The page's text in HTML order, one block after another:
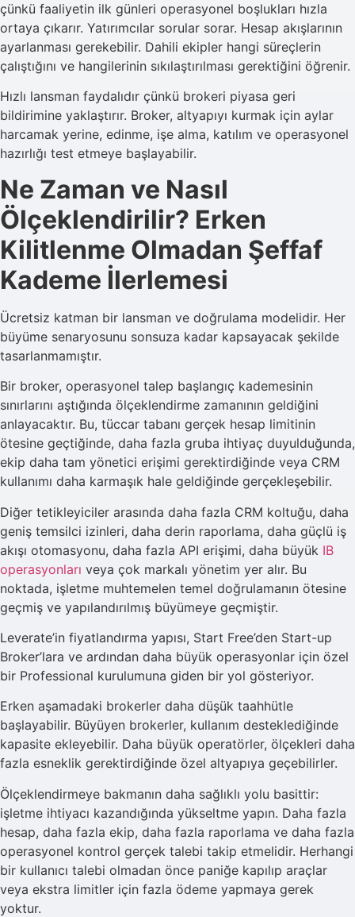
çünkü faaliyetin ilk günleri operasyonel boşlukları hızla
ortaya çıkarır. Yatırımcılar sorular sorar. Hesap akışlarının
ayarlanması gerekebilir. Dahili ekipler hangi süreçlerin
çalıştığını ve hangilerinin sıkılaştırılması gerektiğini öğrenir.
Hızlı lansman faydalıdır çünkü brokeri piyasa geri
bildirimine yaklaştırır. Broker, altyapıyı kurmak için aylar
harcamak yerine, edinme, işe alma, katılım ve operasyonel
hazırlığı test etmeye başlayabilir.
Ne Zaman ve Nasıl
Ölçeklendirilir? Erken
Kilitlenme Olmadan Şeffaf
Kademe İlerlemesi
Ücretsiz katman bir lansman ve doğrulama modelidir. Her
büyüme senaryosunu sonsuza kadar kapsayacak şekilde
tasarlanmamıştır.
Bir broker, operasyonel talep başlangıç kademesinin
sınırlarını aştığında ölçeklendirme zamanının geldiğini
anlayacaktır. Bu, tüccar tabanı gerçek hesap limitinin
ötesine geçtiğinde, daha fazla gruba ihtiyaç duyulduğunda,
ekip daha tam yönetici erişimi gerektirdiğinde veya CRM
kullanımı daha karmaşık hale geldiğinde gerçekleşebilir.
Diğer tetikleyiciler arasında daha fazla CRM koltuğu, daha
geniş temsilci izinleri, daha derin raporlama, daha güçlü iş
akışı otomasyonu, daha fazla API erişimi, daha büyük IB
operasyonları veya çok markalı yönetim yer alır. Bu
noktada, işletme muhtemelen temel doğrulamanın ötesine
geçmiş ve yapılandırılmış büyümeye geçmiştir.
Leverate’in fiyatlandırma yapısı, Start Free’den Start-up
Broker’lara ve ardından daha büyük operasyonlar için özel
bir Professional kurulumuna giden bir yol gösteriyor.
Erken aşamadaki brokerler daha düşük taahhütle
başlayabilir. Büyüyen brokerler, kullanım desteklediğinde
kapasite ekleyebilir. Daha büyük operatörler, ölçekleri daha
fazla esneklik gerektirdiğinde özel altyapıya geçebilirler.
Ölçeklendirmeye bakmanın daha sağlıklı yolu basittir:
işletme ihtiyacı kazandığında yükseltme yapın. Daha fazla
hesap, daha fazla ekip, daha fazla raporlama ve daha fazla
operasyonel kontrol gerçek talebi takip etmelidir. Herhangi
bir kullanıcı talebi olmadan önce paniğe kapılıp araçlar
veya ekstra limitler için fazla ödeme yapmaya gerek
yoktur.